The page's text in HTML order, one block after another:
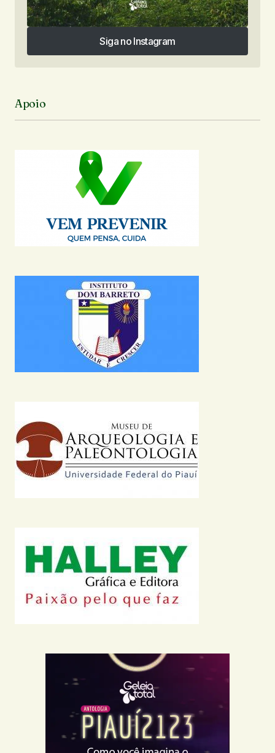
Siga no Instagram
Siga no Instagram
Apoio